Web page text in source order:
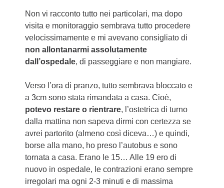
Non vi racconto tutto nei particolari, ma dopo
visita e monitoraggio sembrava tutto procedere
velocissimamente e mi avevano consigliato di
non allontanarmi assolutamente
dall’ospedale, di passeggiare e non mangiare.
Verso l’ora di pranzo, tutto sembrava bloccato e
a 3cm sono stata rimandata a casa. Cioè,
potevo restare o rientrare, l’ostetrica di turno
dalla mattina non sapeva dirmi con certezza se
avrei partorito (almeno così diceva…) e quindi,
borse alla mano, ho preso l’autobus e sono
tornata a casa. Erano le 15… Alle 19 ero di
nuovo in ospedale, le contrazioni erano sempre
irregolari ma ogni 2-3 minuti e di massima